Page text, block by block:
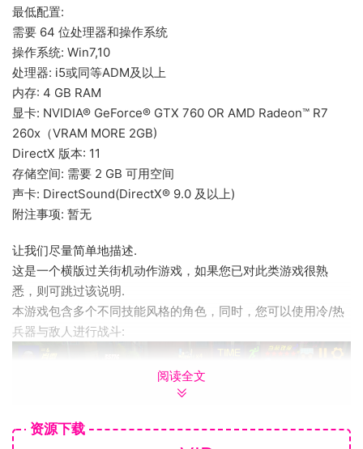
最低配置:
需要 64 位处理器和操作系统
操作系统: Win7,10
处理器: i5或同等ADM及以上
内存: 4 GB RAM
显卡: NVIDIA® GeForce® GTX 760 OR AMD Radeon™ R7
260x（VRAM MORE 2GB)
DirectX 版本: 11
存储空间: 需要 2 GB 可用空间
声卡: DirectSound(DirectX® 9.0 及以上)
附注事项: 暂无
让我们尽量简单地描述.
这是一个横版过关街机动作游戏，如果您已对此类游戏很熟
悉，则可跳过该说明.
本游戏包含多个不同技能风格的角色，同时，您可以使用冷/热
兵器与敌人进行战斗:
阅读全文
资源下载